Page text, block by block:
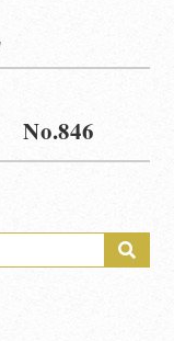
No.846